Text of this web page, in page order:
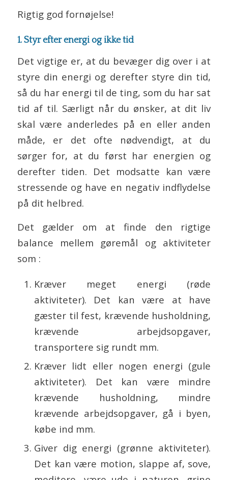
Rigtig god fornøjelse!
1. Styr efter energi og ikke tid
Det vigtige er, at du bevæger dig over i at
styre din energi og derefter styre din tid,
så du har energi til de ting, som du har sat
tid af til. Særligt når du ønsker, at dit liv
skal være anderledes på en eller anden
måde, er det ofte nødvendigt, at du
sørger for, at du først har energien og
derefter tiden. Det modsatte kan være
stressende og have en negativ indflydelse
på dit helbred.
Det gælder om at finde den rigtige
balance mellem gøremål og aktiviteter
som :
Kræver meget energi (røde
aktiviteter). Det kan være at have
gæster til fest, krævende husholdning,
krævende arbejdsopgaver,
transportere sig rundt mm.
Kræver lidt eller nogen energi (gule
aktiviteter). Det kan være mindre
krævende husholdning, mindre
krævende arbejdsopgaver, gå i byen,
købe ind mm.
Giver dig energi (grønne aktiviteter).
Det kan være motion, slappe af, sove,